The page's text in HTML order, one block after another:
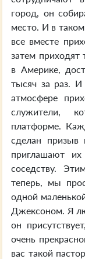
город, он
место. И в
все вместе
затем приходят
в Америке,
тысяч за раз. И
атмосфере
служители,
платформе.
сделан
приглашают
соседству.
теперь, мы
одной
Джексоном. Я
он
очень
вас такой